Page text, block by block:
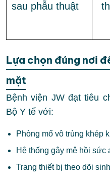
sau phẫu thuật
Lựa chọn đúng nơi
mặt
Bệnh viện JW đạt tiêu
Bộ Y tế với:
Phòng mổ vô trùng khép
Hệ thống gây mê hồi sức
Trang thiết bị theo dõi